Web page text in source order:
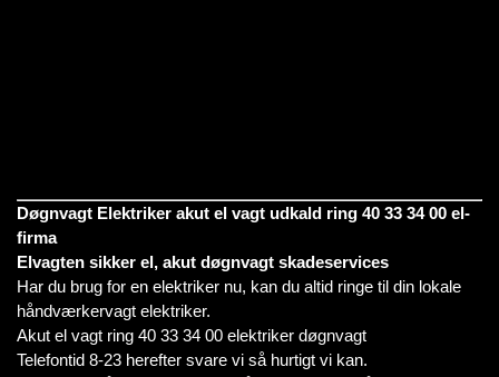
Døgnvagt Elektriker akut el vagt udkald ring 40 33 34 00 el-
firma
Elvagten sikker el, akut døgnvagt skadeservices
Har du brug for en elektriker nu, kan du altid ringe til din lokale
håndværkervagt elektriker.
Akut el vagt ring 40 33 34 00 elektriker døgnvagt
Telefontid 8-23 herefter svare vi så hurtigt vi kan.